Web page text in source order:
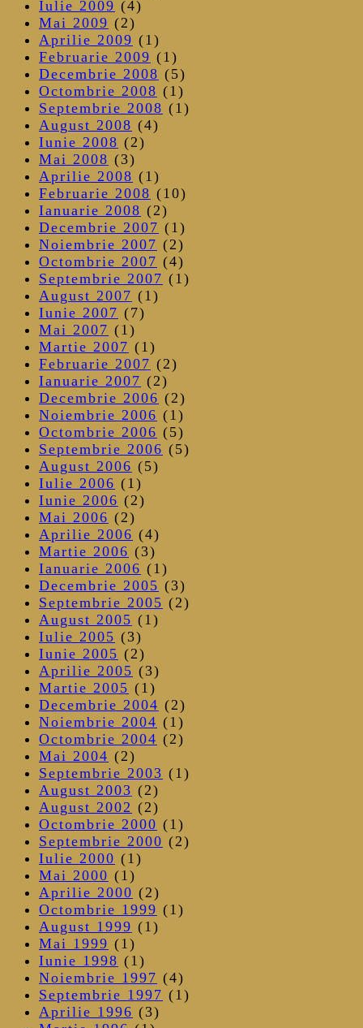
Iulie 2009 (4)
Mai 2009 (2)
Aprilie 2009 (1)
Februarie 2009 (1)
Decembrie 2008 (5)
Octombrie 2008 (1)
Septembrie 2008 (1)
August 2008 (4)
Iunie 2008 (2)
Mai 2008 (3)
Aprilie 2008 (1)
Februarie 2008 (10)
Ianuarie 2008 (2)
Decembrie 2007 (1)
Noiembrie 2007 (2)
Octombrie 2007 (4)
Septembrie 2007 (1)
August 2007 (1)
Iunie 2007 (7)
Mai 2007 (1)
Martie 2007 (1)
Februarie 2007 (2)
Ianuarie 2007 (2)
Decembrie 2006 (2)
Noiembrie 2006 (1)
Octombrie 2006 (5)
Septembrie 2006 (5)
August 2006 (5)
Iulie 2006 (1)
Iunie 2006 (2)
Mai 2006 (2)
Aprilie 2006 (4)
Martie 2006 (3)
Ianuarie 2006 (1)
Decembrie 2005 (3)
Septembrie 2005 (2)
August 2005 (1)
Iulie 2005 (3)
Iunie 2005 (2)
Aprilie 2005 (3)
Martie 2005 (1)
Decembrie 2004 (2)
Noiembrie 2004 (1)
Octombrie 2004 (2)
Mai 2004 (2)
Septembrie 2003 (1)
August 2003 (2)
August 2002 (2)
Octombrie 2000 (1)
Septembrie 2000 (2)
Iulie 2000 (1)
Mai 2000 (1)
Aprilie 2000 (2)
Octombrie 1999 (1)
August 1999 (1)
Mai 1999 (1)
Iunie 1998 (1)
Noiembrie 1997 (4)
Septembrie 1997 (1)
Aprilie 1996 (3)